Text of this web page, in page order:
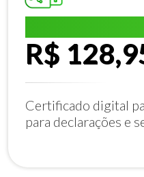
R$
Certificado digital
para declarações e